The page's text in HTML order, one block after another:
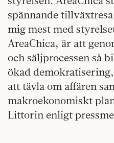
spännande
mig mest med
AreaChica, är att
och säljprocessen så
ökad
att tävla om affären
makroekonomiskt
Littorin enligt